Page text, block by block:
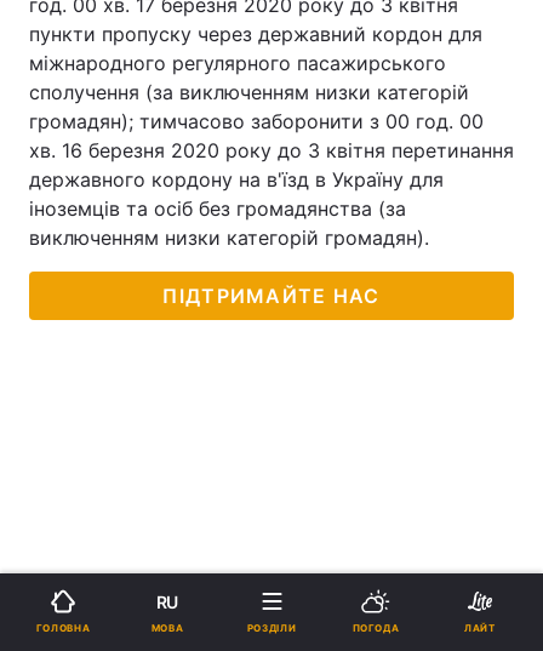
год. 00 хв. 17 березня 2020 року до 3 квітня
пункти пропуску через державний кордон для
міжнародного регулярного пасажирського
сполучення (за виключенням низки категорій
громадян); тимчасово заборонити з 00 год. 00
хв. 16 березня 2020 року до 3 квітня перетинання
державного кордону на в'їзд в Україну для
іноземців та осіб без громадянства (за
виключенням низки категорій громадян).
ПІДТРИМАЙТЕ НАС
ГОЛОВНА
RU
МОВА РОЗДІЛИ ПОГОДА ЛАЙТ